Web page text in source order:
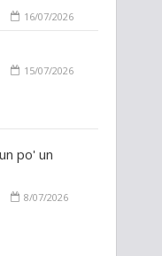
16/07/2026
15/07/2026
po' un
8/07/2026